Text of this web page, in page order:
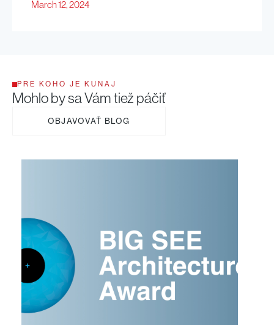
March 12, 2024
PRE KOHO JE KUNAJ
Mohlo by sa Vám tiež páčiť
OBJAVOVAŤ BLOG